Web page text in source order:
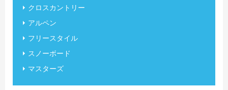
クロスカントリー
アルペン
フリースタイル
スノーボード
マスターズ